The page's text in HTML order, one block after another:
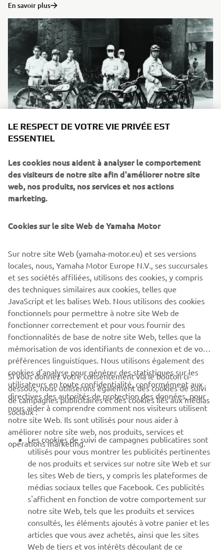
En savoir plus
En savoir plus
Notre organisation
En savoir plus
CORPORATE
PROS & B2B
PLUS YAMAHA
SUPPORT
NEWSLETTER
Découvrez en exclusivité les dernières offres, les événements
spéciaux, les nouveautés et bien plus encore
LE RESPECT DE VOTRE VIE PRIVÉE EST
ESSENTIEL
Les cookies nous aident à analyser le comportement
des visiteurs de notre site afin d'améliorer notre site
web, nos produits, nos services et nos actions
marketing.
Cookies sur le site Web de Yamaha Motor
Sur notre site Web (yamaha-motor.eu) et ses versions
locales, nous, Yamaha Motor Europe N.V., ses succursales
et ses sociétés affiliées, utilisons des cookies, y compris
des techniques similaires aux cookies, telles que
JavaScript et les balises Web. Nous utilisons des cookies
fonctionnels pour permettre à notre site Web de
fonctionner correctement et pour vous fournir des
fonctionnalités de base de notre site Web, telles que la
mémorisation de vos identifiants de connexion et de vos
préférences linguistiques. Nous utilisons également des
cookies d'analyse pour générer des statistiques sur les
utilisateurs en toute confidentialité, conformément aux
directives des autorités de protection des données, pour
nous aider à comprendre comment nos visiteurs utilisent
notre site Web. Ils sont utilisés pour nous aider à
améliorer notre site web, nos produits, services et
opérations marketing.
Si vous donnez votre consentement via le bouton ci-
dessous, nous utiliserons également des cookies de suivi
de campagnes publicitaires et des cookies liés aux médias
sociaux :
Les cookies de suivi de campagnes publicatires sont
utilisés pour vous montrer les publicités pertinentes
de nos produits et services sur notre site Web et sur
les sites Web de tiers, y compris les plateformes de
médias sociaux telles que Facebook. Ces publicités
s'affichent en fonction de votre comportement sur
notre site Web, tels que les produits et services
consultés, les éléments ajoutés à votre panier et les
articles que vous avez achetés, ainsi que les sites
Web de tiers et vos intérêts découlant de ce